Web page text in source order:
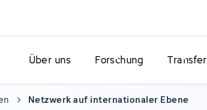
Über uns Forschung Transfer
Netzwerk auf internationaler Ebene